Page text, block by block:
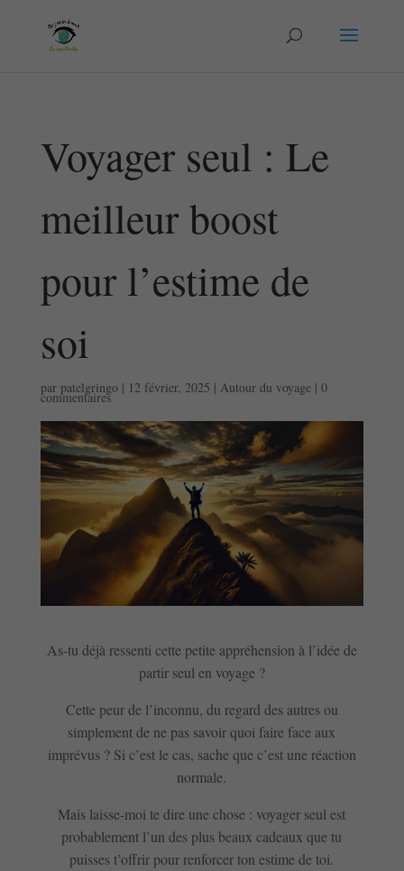
Voyager seul : Le
meilleur boost
pour l’estime de
soi
par patelgringo| 12 février, 2025 | Autour du voyage| 0
commentaires
As-tu déjà ressenti cette petite appréhension à l’idée de
partir seul en voyage ?
Cette peur de l’inconnu, du regard des autres ou
simplement de ne pas savoir quoi faire face aux
imprévus ? Si c’est le cas, sache que c’est une réaction
normale.
Mais laisse-moi te dire une chose : voyager seul est
probablement l’un des plus beaux cadeaux que tu
puisses t’offrir pour renforcer ton estime de toi.